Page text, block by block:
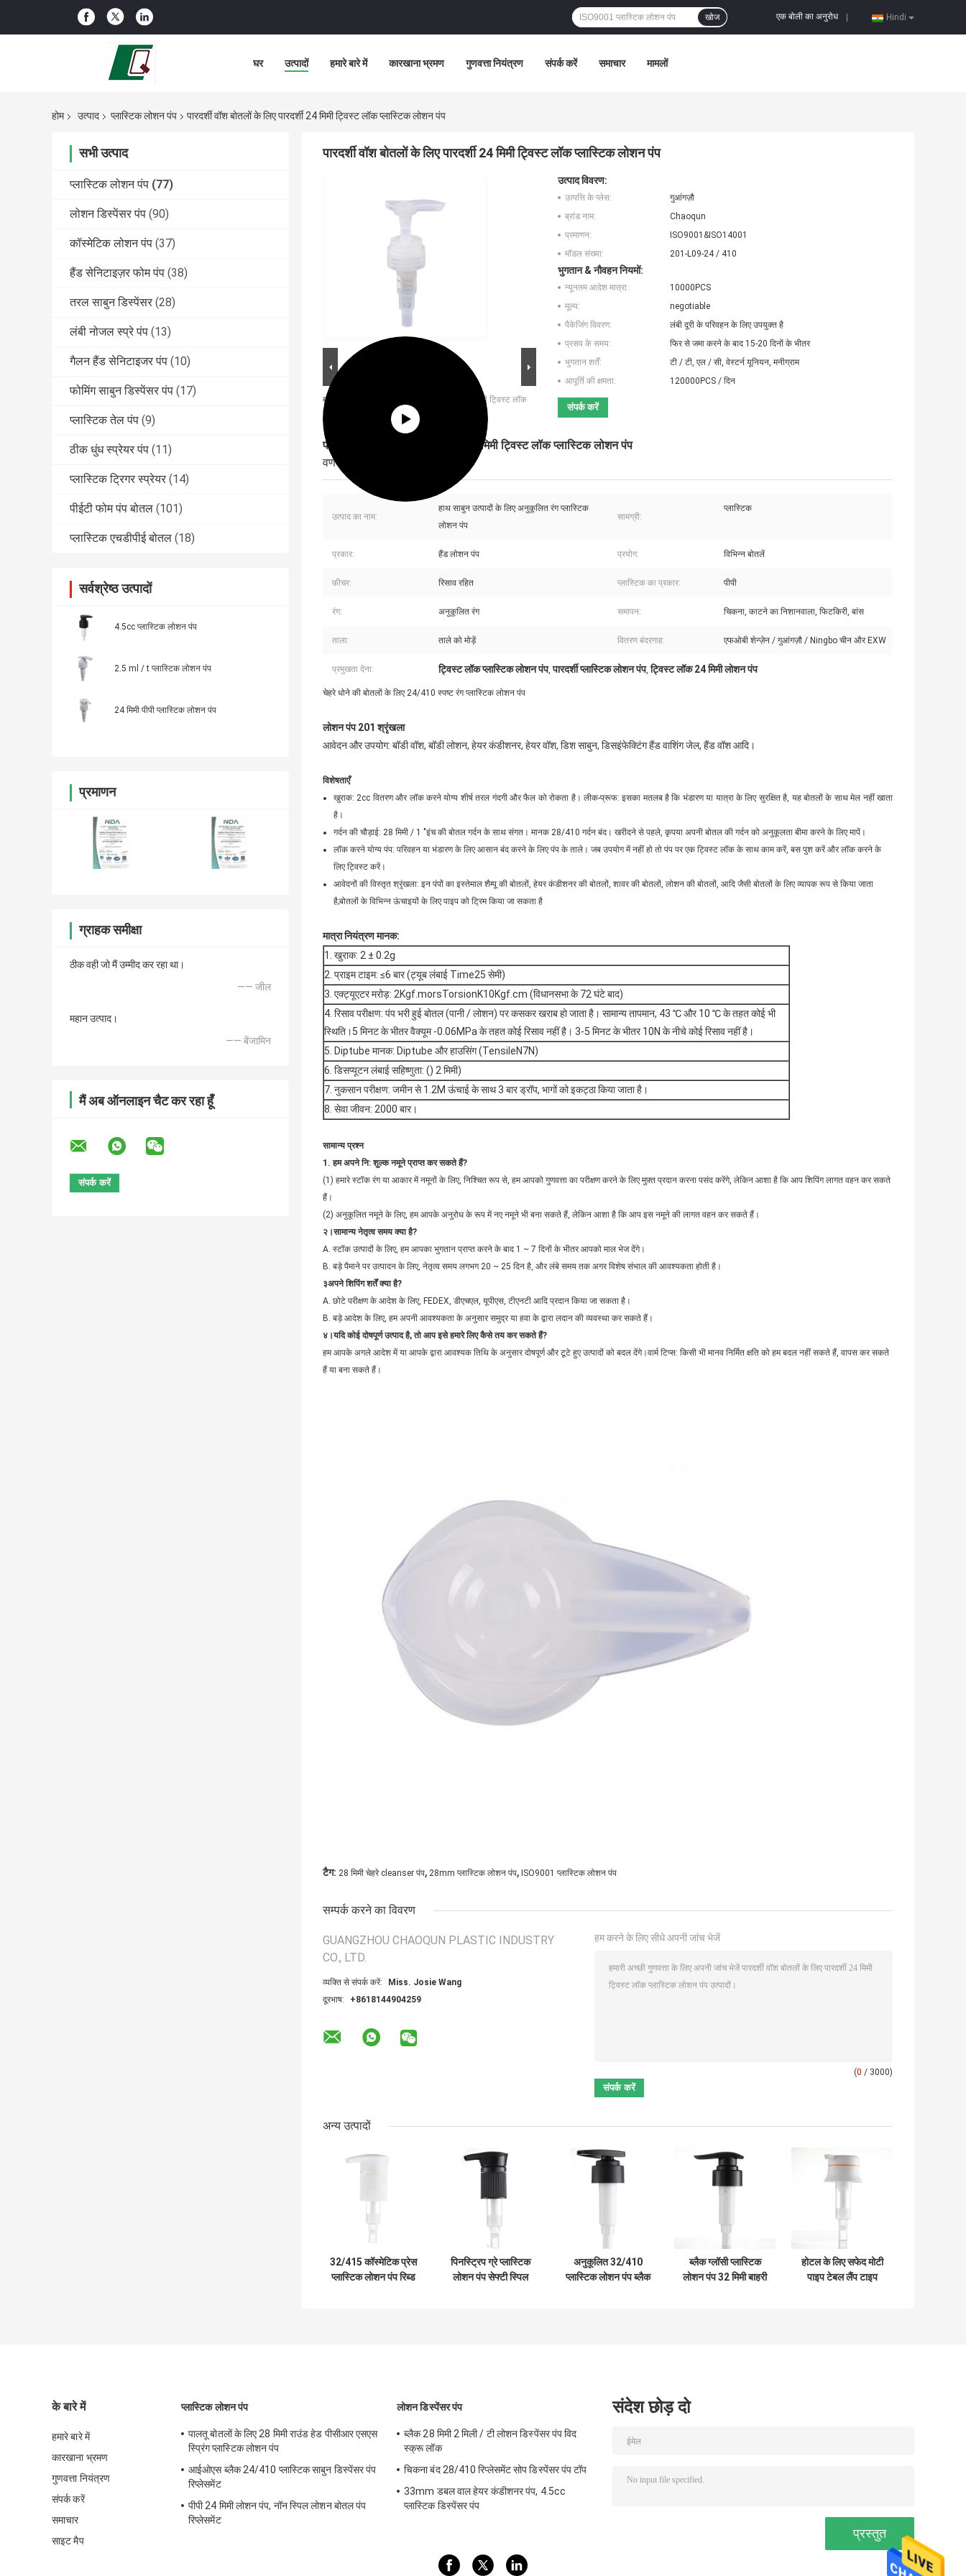
Hindi
एक बोली का अनुरोध
खोज
घर उत्पादों हमारे बारे में कारखाना भ्रमण गुणवत्ता नियंत्रण संपर्क करें समाचार मामलों
होम उत्पाद प्लास्टिक लोशन पंप पारदर्शी वॉश बोतलों के लिए पारदर्शी 24 मिमी ट्विस्ट लॉक प्लास्टिक लोशन पंप
सभी उत्पाद
प्लास्टिक लोशन पंप (77)
लोशन डिस्पेंसर पंप (90)
कॉस्मेटिक लोशन पंप (37)
हैंड सेनिटाइज़र फोम पंप (38)
तरल साबुन डिस्पेंसर (28)
लंबी नोजल स्प्रे पंप (13)
गैलन हैंड सेनिटाइजर पंप (10)
फोमिंग साबुन डिस्पेंसर पंप (17)
प्लास्टिक तेल पंप (9)
ठीक धुंध स्प्रेयर पंप (11)
प्लास्टिक ट्रिगर स्प्रेयर (14)
पीईटी फोम पंप बोतल (101)
प्लास्टिक एचडीपीई बोतल (18)
सर्वश्रेष्ठ उत्पादों
4.5cc प्लास्टिक लोशन पंप
2.5 ml / t प्लास्टिक लोशन पंप
24 मिमी पीपी प्लास्टिक लोशन पंप
प्रमाणन
ग्राहक समीक्षा
ठीक वही जो मैं उम्मीद कर रहा था।
—— जील
महान उत्पाद।
—— बेंजामिन
मैं अब ऑनलाइन चैट कर रहा हूँ
पारदर्शी वॉश बोतलों के लिए पारदर्शी 24 मिमी ट्विस्ट लॉक प्लास्टिक लोशन पंप
बड़ी छवि :
पारदर्शी वॉश बोतलों के लिए पारदर्शी 24 मिमी ट्विस्ट लॉक
प्लास्टिक लोशन पंप
उत्पाद विवरण:
उत्पत्ति के प्लेस:
गुआंगज़ौ
ब्रांड नाम:
Chaoqun
प्रमाणन:
ISO9001&ISO14001
मॉडल संख्या:
201-L09-24 / 410
भुगतान & नौवहन नियमों:
न्यूनतम आदेश मात्रा:
10000PCS
मूल्य:
negotiable
पैकेजिंग विवरण:
लंबी दूरी के परिवहन के लिए उपयुक्त है
प्रसव के समय:
फिर से जमा करने के बाद 15-20 दिनों के भीतर
भुगतान शर्तें:
टी / टी, एल / सी, वेस्टर्न यूनियन, मनीग्राम
आपूर्ति की क्षमता:
120000PCS / दिन
संपर्क करें
पारदर्शी वॉश बोतलों के लिए पारदर्शी 24 मिमी ट्विस्ट लॉक प्लास्टिक लोशन पंप
वर्णन
उत्पाद का नाम:
हाथ साबुन उत्पादों के लिए अनुकूलित रंग प्लास्टिक
लोशन पंप
सामग्री:
प्लास्टिक
प्रकार: हैंड लोशन पंप प्रयोग: विभिन्न बोतलें
फ़ीचर: रिसाव रहित प्लास्टिक का प्रकार: पीपी
रंग: अनुकूलित रंग समापन: चिकना, काटने का निशानवाला, फिटकिरी, बांस
ताला: ताले को मोड़ें वितरण बंदरगाह: एफओबी शेन्ज़ेन / गुआंगज़ौ / Ningbo चीन और EXW
प्रमुखता देना: ट्विस्ट लॉक प्लास्टिक लोशन पंप,पारदर्शी प्लास्टिक लोशन पंप,ट्विस्ट लॉक 24 मिमी लोशन पंप
चेहरे धोने की बोतलों के लिए 24/410 स्पष्ट रंग प्लास्टिक लोशन पंप
लोशन पंप 201 श्रृंखला
आवेदन और उपयोग: बॉडी वॉश, बॉडी लोशन, हेयर कंडीशनर, हेयर वॉश, डिश साबुन, डिसइंफेक्टिंग हैंड वाशिंग जेल, हैंड वॉश आदि।
विशेषताएँ
खुराक: 2cc वितरण और लॉक करने योग्य शीर्ष तरल गंदगी और फैल को रोकता है। लीक-प्रूफ: इसका मतलब है कि भंडारण या यात्रा के लिए सुरक्षित है, यह बोतलों के साथ मेल नहीं खाता
है।
गर्दन की चौड़ाई: 28 मिमी / 1 "इंच की बोतल गर्दन के साथ संगत। मानक 28/410 गर्दन बंद। खरीदने से पहले, कृपया अपनी बोतल की गर्दन को अनुकूलता बीमा करने के लिए मापें।
लॉक करने योग्य पंप: परिवहन या भंडारण के लिए आसान बंद करने के लिए पंप के ताले। जब उपयोग में नहीं हो तो पंप पर एक ट्विस्ट लॉक के साथ काम करें, बस पुश करें और लॉक करने के
लिए ट्विस्ट करें।
आवेदनों की विस्तृत श्रृंखला: इन पंपों का इस्तेमाल शैम्पू की बोतलों, हेयर कंडीशनर की बोतलों, शावर की बोतलों, लोशन की बोतलों, आदि जैसी बोतलों के लिए व्यापक रूप से किया जाता
है;बोतलों के विभिन्न ऊंचाइयों के लिए पाइप को ट्रिम किया जा सकता है
मात्रा नियंत्रण मानक:
1. खुराक: 2 ± 0.2g
2. प्राइम टाइम: ≤6 बार (ट्यूब लंबाई Time25 सेमी)
3. एक्ट्यूएटर मरोड़: 2Kgf.morsTorsionK10Kgf.cm (विधानसभा के 72 घंटे बाद)
4. रिसाव परीक्षण: पंप भरी हुई बोतल (पानी / लोशन) पर कसकर खराब हो जाता है। सामान्य तापमान, 43 ℃ और 10 ℃ के तहत कोई भी
स्थिति।5 मिनट के भीतर वैक्यूम -0.06MPa के तहत कोई रिसाव नहीं है। 3-5 मिनट के भीतर 10N के नीचे कोई रिसाव नहीं है।
5. Diptube मानक: Diptube और हाउसिंग (TensileN7N)
6. डिसप्यूटन लंबाई सहिष्णुता: () 2 मिमी)
7. नुकसान परीक्षण: जमीन से 1.2M ऊंचाई के साथ 3 बार ड्रॉप, भागों को इकट्ठा किया जाता है।
8. सेवा जीवन: 2000 बार।
सामान्य प्रश्न
1. हम अपने नि: शुल्क नमूने प्राप्त कर सकते हैं?
(1) हमारे स्टॉक रंग या आकार में नमूनों के लिए, निश्चित रूप से, हम आपको गुणवत्ता का परीक्षण करने के लिए मुफ़्त प्रदान करना पसंद करेंगे, लेकिन आशा है कि आप शिपिंग लागत वहन कर सकते
हैं।
(2) अनुकूलित नमूने के लिए, हम आपके अनुरोध के रूप में नए नमूने भी बना सकते हैं, लेकिन आशा है कि आप इस नमूने की लागत वहन कर सकते हैं।
२ ।सामान्य नेतृत्व समय क्या है?
A. स्टॉक उत्पादों के लिए, हम आपका भुगतान प्राप्त करने के बाद 1 ~ 7 दिनों के भीतर आपको माल भेज देंगे।
B. बड़े पैमाने पर उत्पादन के लिए, नेतृत्व समय लगभग 20 ~ 25 दिन है, और लंबे समय तक अगर विशेष संभाल की आवश्यकता होती है।
३अपने शिपिंग शर्तें क्या है?
A. छोटे परीक्षण के आदेश के लिए, FEDEX, डीएचएल, यूपीएस, टीएनटी आदि प्रदान किया जा सकता है।
B. बड़े आदेश के लिए, हम अपनी आवश्यकता के अनुसार समुद्र या हवा के द्वारा लदान की व्यवस्था कर सकते हैं।
४ ।यदि कोई दोषपूर्ण उत्पाद है, तो आप इसे हमारे लिए कैसे तय कर सकते हैं?
हम आपके अगले आदेश में या आपके द्वारा आवश्यक तिथि के अनुसार दोषपूर्ण और टूटे हुए उत्पादों को बदल देंगे।वार्म टिप्स: किसी भी मानव निर्मित क्षति को हम बदल नहीं सकते हैं, वापस कर सकते
हैं या बना सकते हैं।
टैग: 28 मिमी चेहरे cleanser पंप, 28mm प्लास्टिक लोशन पंप, ISO9001 प्लास्टिक लोशन पंप
सम्पर्क करने का विवरण
GUANGZHOU CHAOQUN PLASTIC INDUSTRY
CO., LTD.
व्यक्ति से संपर्क करें:
Miss. Josie Wang
दूरभाष:
+8618144904259
हम करने के लिए सीधे अपनी जांच भेजें
(0 / 3000)
अन्य उत्पादों
32/415 कॉस्मेटिक प्रेस
प्लास्टिक लोशन पंप रिब्ड
पिनस्ट्रिप ग्रे प्लास्टिक
लोशन पंप सेफ्टी स्पिल
अनुकूलित 32/410
प्लास्टिक लोशन पंप ब्लैक
ब्लैक ग्लॉसी प्लास्टिक
लोशन पंप 32 मिमी बाहरी
होटल के लिए सफेद मोटी
पाइप टेबल लैंप टाइप
के बारे में
हमारे बारे में
कारखाना भ्रमण
गुणवत्ता नियंत्रण
संपर्क करें
समाचार
साइट मैप
प्लास्टिक लोशन पंप
पालतू बोतलों के लिए 28 मिमी राउंड हेड पीसीआर एसएस
स्प्रिंग प्लास्टिक लोशन पंप
आईओएस ब्लैक 24/410 प्लास्टिक साबुन डिस्पेंसर पंप
रिप्लेसमेंट
पीपी 24 मिमी लोशन पंप, नॉन स्पिल लोशन बोतल पंप
रिप्लेसमेंट
लोशन डिस्पेंसर पंप
ब्लैक 28 मिमी 2 मिली / टी लोशन डिस्पेंसर पंप विद
स्क्रू लॉक
चिकना बंद 28/410 रिप्लेसमेंट सोप डिस्पेंसर पंप टॉप
33mm डबल वाल हेयर कंडीशनर पंप, 4.5cc
प्लास्टिक डिस्पेंसर पंप
संदेश छोड़ दो